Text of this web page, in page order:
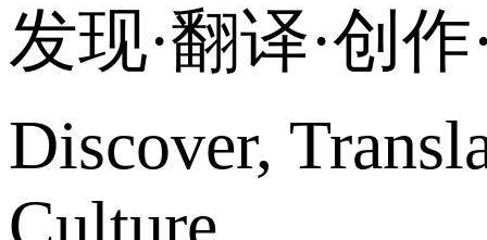
发现·翻译·创
Discover,